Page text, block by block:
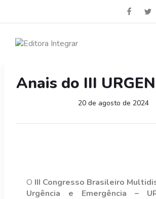
Anais do III
20 de agosto de 2024
O III Congresso Brasileiro
Urgência e Emergência –